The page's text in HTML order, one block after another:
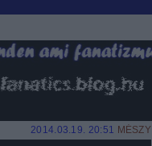
2014.03.19. 20:51 MÉSZY